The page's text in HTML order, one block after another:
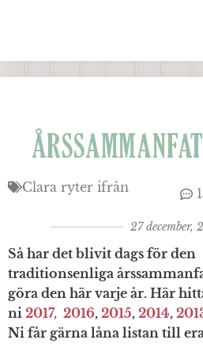
Clara ryter ifrån
27 december,
Så har det blivit dags för den
traditionsenliga
göra den här varje år. Här
ni 2017, 2016, 2015, 2014,
Ni får gärna låna listan till